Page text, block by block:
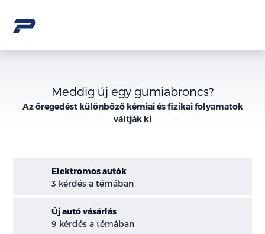
Meddig új egy gumiabroncs?
Az öregedést különböző kémiai és fizikai folyamatok
váltják ki
Elektromos autók
3 kérdés a témában
Új autó vásárlás
9 kérdés a témában